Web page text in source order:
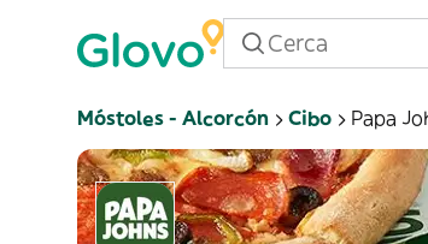
Móstoles - Alcorcón Cibo Papa